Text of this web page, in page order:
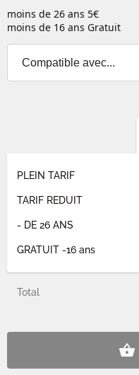
moins de 26 ans 5€
moins de 16 ans Gratuit
PLEIN TARIF
TARIF REDUIT
- DE 26 ANS
GRATUIT -16 ans
Total